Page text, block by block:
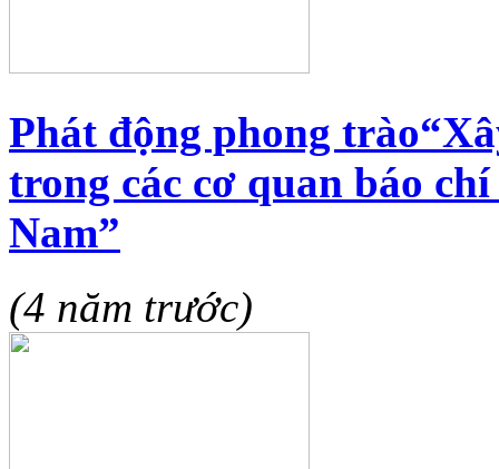
Phát động phong
trong các cơ quan báo
Nam”
(4 năm trước)